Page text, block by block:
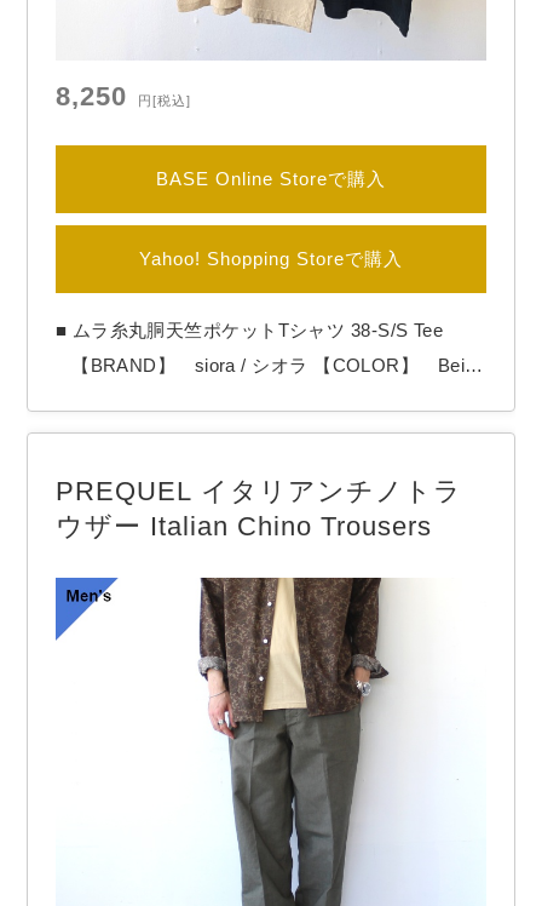
8,250 円[税込]
BASE Online Storeで購入
Yahoo! Shopping Storeで購入
■ ムラ糸丸胴天竺ポケットTシャツ 38-S/S Tee
柔らかい着心地で透け感のない夏仕様のポケットT
ンスを考慮したライトな生地。 …
PREQUEL イタリアンチノトラ
ウザー Italian Chino Trousers